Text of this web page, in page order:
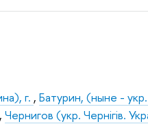
г. ,Батурин, (ныне -
,Чернигов (укр. Чернiгiв.